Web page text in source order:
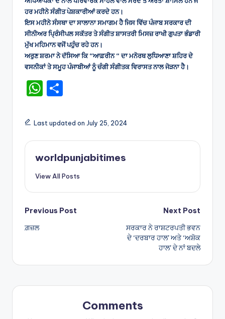
ਹਰ ਮਹੀਨੇ ਸੰਗੀਤ ਪੇਸ਼ਕਾਰੀਆਂ ਕਰਦੇ ਹਨ।
ਇਸ ਮਹੀਨੇ ਸੰਸਥਾ ਦਾ ਸਾਲਾਨਾ ਸਮਾਗਮ ਹੈ ਜਿਸ ਵਿੱਚ ਪੰਜਾਬ ਸਰਕਾਰ ਦੀ
ਸੀਨੀਅਰ ਪ੍ਰਿੰਸੀਪਲ ਸਕੱਤਰ ਤੇ ਸੰਗੀਤ ਸ਼ਾਸਤਰੀ ਮਿਸਜ਼ ਰਾਖੀ ਗੁਪਤਾ ਭੰਡਾਰੀ
ਮੁੱਖ ਮਹਿਮਾਨ ਵਜੋਂ ਪਹੁੰਚ ਰਹੇ ਹਨ।
ਅਰੁਣ ਸ਼ਰਮਾ ਨੇ ਦੱਸਿਆ ਕਿ “ਆਫ਼ਰੀਨ “ ਦਾ ਮਨੋਰਥ ਲੁਧਿਆਣਾ ਸ਼ਹਿਰ ਦੇ
ਵਸਨੀਕਾਂ ਤੇ ਸਮੂਹ ਪੰਜਾਬੀਆਂ ਨੂੰ ਚੰਗੀ ਸੰਗੀਤਕ ਵਿਰਾਸਤ ਨਾਲ ਜੋੜਨਾ ਹੈ।
W
a
ts
A
p
ar
e
Last updated on July 25, 2024
worldpunjabitimes
View All Posts
Post
navigation
Previous Post
ਗ਼ਜ਼ਲ
Next Post
ਸਰਕਾਰ ਨੇ ਰਾਸ਼ਟਰਪਤੀ ਭਵਨ
ਦੇ ‘ਦਰਬਾਰ ਹਾਲ’ ਅਤੇ ‘ਅਸ਼ੋਕ
ਹਾਲ’ ਦੇ ਨਾਂ ਬਦਲੇ
Comments